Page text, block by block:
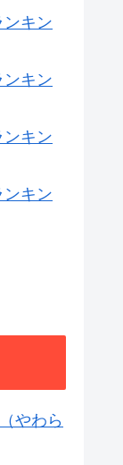
キン
キン
キン
キン
やわら